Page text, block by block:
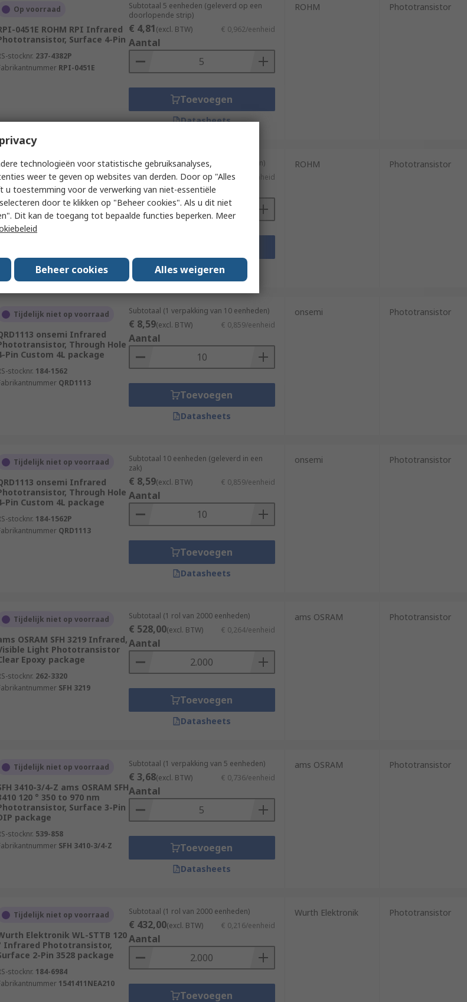
Op voorraad
0451E ROHM RPI Infrared
Surface 4-Pin
stocknr. 237-4382P
RPI-0451E
Subtotaal 5 eenheden (geleverd op een
doorlopende strip)
€ 4,81(excl. BTW) € 0,962/eenheid
Aantal
Toevoegen
Datasheets
ROHM Phototransistor
Op voorraad
0451E ROHM RPI Infrared
Surface 4-Pin
stocknr.237-4382
Subtotaal (1 verpakking van 5 eenheden)
€ 4,81(excl. BTW) € 0,962/eenheid
Aantal
Datasheets
ROHM Phototransistor
Tijdelijk niet op voorraad
onsemi Infrared
Through Hole
Pin Custom 4L package
stocknr. 184-1562
QRD1113
Subtotaal (1 verpakking van 10 eenheden)
€ 8,59(excl. BTW) € 0,859/eenheid
Aantal
Toevoegen
Datasheets
onsemi Phototransistor
Tijdelijk niet op voorraad
onsemi Infrared
Through Hole
Pin Custom 4L package
stocknr. 184-1562P
QRD1113
Subtotaal 10 eenheden (geleverd in een
zak)
€ 8,59(excl. BTW) € 0,859/eenheid
Aantal
Toevoegen
Datasheets
onsemi Phototransistor
Tijdelijk niet op voorraad
OSRAM SFH 3219 Infrared,
Light Phototransistor
Epoxy package
stocknr. 262-3320
SFH 3219
Subtotaal (1 rol van 2000 eenheden)
€ 528,00(excl. BTW) € 0,264/eenheid
Aantal
Toevoegen
Datasheets
ams OSRAM Phototransistor
Tijdelijk niet op voorraad
3410-3/4-Z ams OSRAM SFH
120 ° 350 to 970 nm
Surface 3-Pin
package
stocknr. 539-858
SFH 3410-3/4-Z
Subtotaal (1 verpakking van 5 eenheden)
€ 3,68(excl. BTW) € 0,736/eenheid
Aantal
Toevoegen
Datasheets
ams OSRAM Phototransistor
Tijdelijk niet op voorraad
Elektronik WL-STTB 120
Infrared Phototransistor,
2-Pin 3528 package
stocknr. 184-6984
1541411NEA210
Subtotaal (1 rol van 2000 eenheden)
€ 432,00(excl. BTW) € 0,216/eenheid
Aantal
Toevoegen
Wurth Elektronik Phototransistor
technologieën voor statistische gebruiksanalyses,
weer te geven op websites van derden. Door op "Alles
u toestemming voor de verwerking van niet-essentiële
door te klikken op "Beheer cookies". Als u dit niet
Dit kan de toegang tot bepaalde functies beperken. Meer
Beheer cookies Alles weigeren